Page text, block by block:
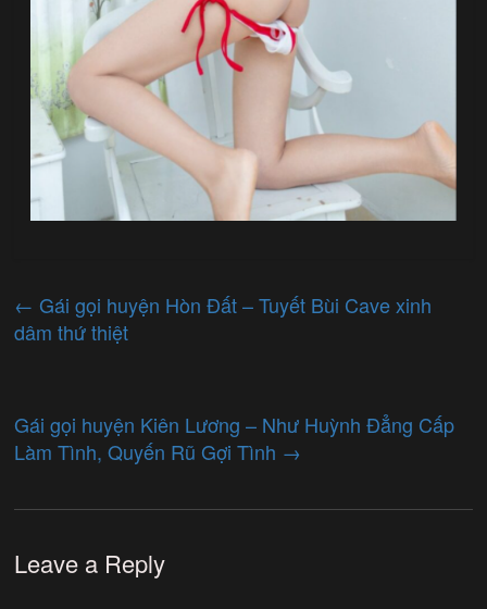
← Gái gọi huyện Hòn Đất – Tuyết Bùi Cave xinh
dâm thứ thiệt
Gái gọi huyện Kiên Lương – Như Huỳnh Đẳng Cấp
Làm Tình, Quyến Rũ Gợi Tình →
Leave a Reply